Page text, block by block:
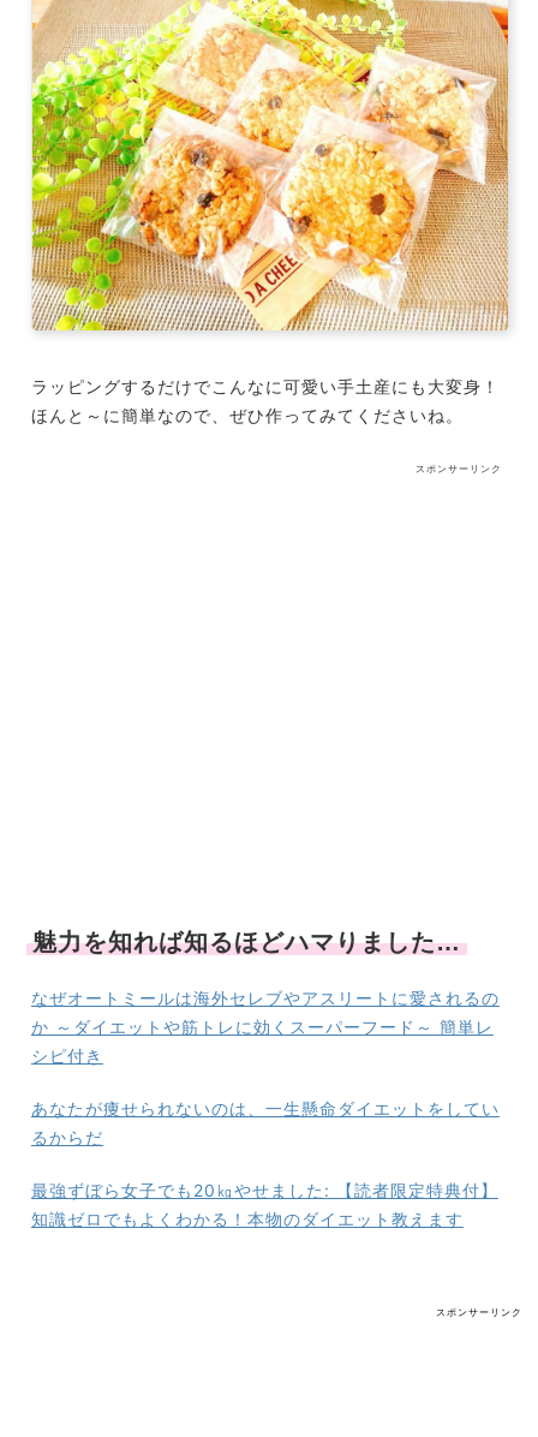
ラッピングするだけでこんなに可愛い手土産にも大変身！
ほんと～に簡単なので、ぜひ作ってみてくださいね。
スポンサーリンク
魅力を知れば知るほどハマりました…
なぜオートミールは海外セレブやアスリートに愛されるの
か ～ダイエットや筋トレに効くスーパーフード～ 簡単レ
シピ付き
あなたが痩せられないのは、一生懸命ダイエットをしてい
るからだ
最強ずぼら女子でも20㎏やせました: 【読者限定特典付】
知識ゼロでもよくわかる！本物のダイエット教えます
スポンサーリンク